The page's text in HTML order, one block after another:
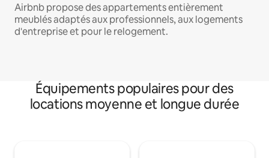
Airbnb propose des appartements entièrement
meublés adaptés aux professionnels, aux logements
d'entreprise et pour le relogement.
Équipements populaires pour des
locations moyenne et longue durée